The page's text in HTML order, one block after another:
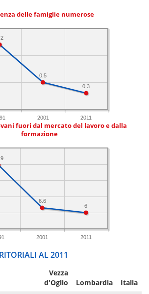
delle famiglie numerose
2001 2011
0.3
0.5
fuori dal mercato del lavoro e dalla
formazione
2001 2011
6
6.6
AL 2011
Vezza
d'Oglio
Lombardia Italia